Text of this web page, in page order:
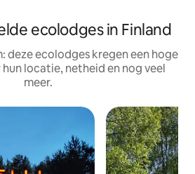
ecolodges in Finland
deze ecolodges kregen een hoge
locatie, netheid en nog veel
meer.